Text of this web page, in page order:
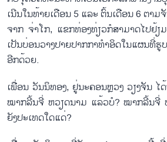
ເນີນ​ໃນ​ທ້າຍ​ເດືອນ 5 ແລະ ຕົ້ນ​ເດືອນ​ 6 ຕາ
ຈາກ ຈ່າ​ໂກ, ແຂກ​ທ່ອງ​ທ່ຽວ​ກໍ​ສາ​ມາດ​ໄປ​ຢ້
ເປັນ​ບ່ອນ​ວາງ​ປາຍ​ປາ​ກ​ກາ​ທຳ​ອິດ​ໃນ​ແຜນ​ທີ່​
ອີກ​ດ້ວຍ.
ເພື່ອນ ວັນ​ນິ​ທອງ, ຢູ່ນະ​ຄອນຫຼວງ ວຽງ​ຈັນ ໄ
ໝາກ​ລີ້ນ​ຈີ່ ຫວຽດ​ນາມ ແລ້ວ​ບໍ? ໝາກ​ລີ້ນ​ຈີ່
ຍັງ​ປະ​ເທດ​ໃດ​ແດ່​?